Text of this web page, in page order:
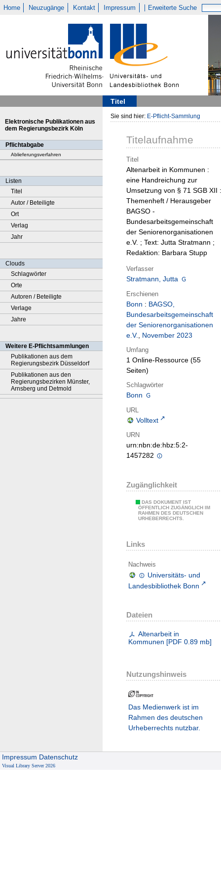
Home Neuzugänge Kontakt Impressum Erweiterte Suche
Titel
Elektronische Publikationen aus
dem Regierungsbezirk Köln
Pflichtabgabe
Ablieferungsverfahren
Listen
Titel
Autor / Beteiligte
Ort
Verlag
Jahr
Clouds
Schlagwörter
Orte
Autoren / Beteiligte
Verlage
Jahre
Weitere E-Pflichtsammlungen
Publikationen aus dem
Regierungsbezirk Düsseldorf
Publikationen aus den
Regierungsbezirken Münster,
Arnsberg und Detmold
Sie sind hier: E-Pflicht-Sammlung
Titelaufnahme
Titel
Altenarbeit in Kommunen :
eine Handreichung zur
Umsetzung von § 71 SGB XII :
Themenheft / Herausgeber
BAGSO -
Bundesarbeitsgemeinschaft
der Seniorenorganisationen
e.V. ; Text: Jutta Stratmann ;
Redaktion: Barbara Stupp
Verfasser
Stratmann, Jutta
Erschienen
Bonn : BAGSO,
Bundesarbeitsgemeinschaft
der Seniorenorganisationen
e.V., November 2023
Umfang
1 Online-Ressource (55
Seiten)
Schlagwörter
Bonn
URL
Volltext
URN
urn:nbn:de:hbz:5:2-
1457282
Zugänglichkeit
DAS DOKUMENT IST
ÖFFENTLICH ZUGÄNGLICH IM
RAHMEN DES DEUTSCHEN
URHEBERRECHTS.
Links
Nachweis
Universitäts- und
Landesbibliothek Bonn
Dateien
Altenarbeit in
Kommunen [PDF 0.89 mb]
Nutzungshinweis
Das Medienwerk ist im
Rahmen des deutschen
Urheberrechts nutzbar.
Impressum Datenschutz
Visual Library Server 2026